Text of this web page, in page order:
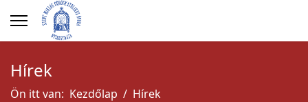
Hírek
Ön itt van: Kezdőlap
Hírek